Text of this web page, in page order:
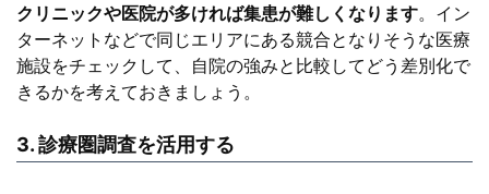
クリニックや医院が多ければ集患が難しくなります。イン
ターネットなどで同じエリアにある競合となりそうな医療
施設をチェックして、自院の強みと比較してどう差別化で
きるかを考えておきましょう。
3. 診療圏調査を活用する